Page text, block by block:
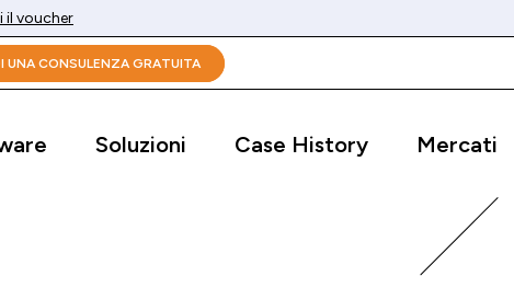
il voucher
UNA CONSULENZA GRATUITA
Soluzioni Case History Mercati